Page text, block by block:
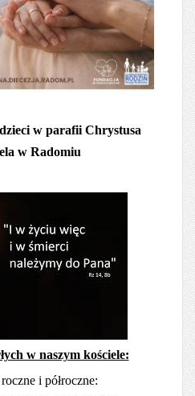
w parafii Chrystusa
w Radomiu
w naszym kościele:
i półroczne: